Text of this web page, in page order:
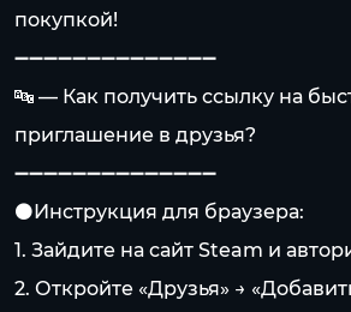
покупкой!
➖➖➖➖➖➖➖➖➖➖➖➖➖➖
🔤 — Как получить ссылку на
приглашение в друзья?
➖➖➖➖➖➖➖➖➖➖➖➖➖➖
⚫️Инструкция для браузера:
1. Зайдите на сайт Steam и
2. Откройте «Друзья» →